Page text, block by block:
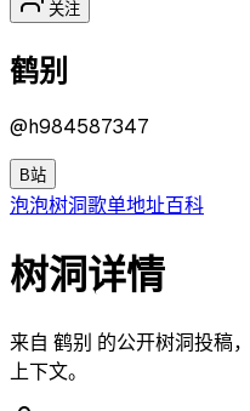
关注
鹤别
@h984587347
B站
泡泡树洞歌单地址百科
树洞详情
来自 鹤别 的公开树洞投稿
上下文。